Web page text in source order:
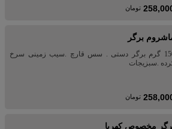
تومان
برگر
150 گرم برگر دستی . سس قارچ .سیب زمینی سرخ
.سبزیجات
تومان
مخصوص کهربا